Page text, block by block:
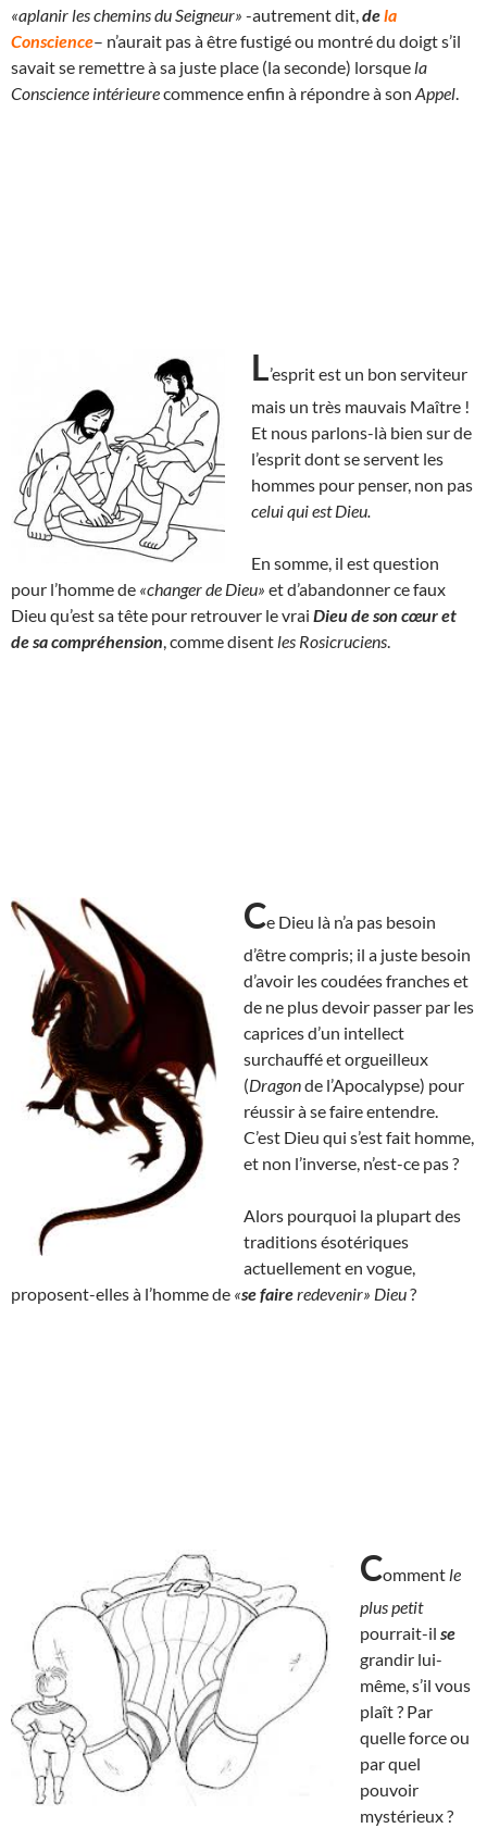
«aplanir les chemins du Seigneur» -autrement dit, dela
Conscience– n’aurait pas à être fustigé ou montré du doigt s’il
savait se remettre à sa juste place (la seconde) lorsque la
Conscience intérieurecommence enfin à répondre à son Appel
L’esprit est un bon serviteur
mais un très mauvais Maître !
Et nous parlons-là bien sur de
l’esprit dont se servent les
hommes pour penser, non pas
celui qui est Dieu.
En somme, il est question
pour l’homme de «changer de Dieu» et d’abandonner ce faux
Dieu qu’est sa tête pour retrouver le vrai Dieu de son cœur et
de sa compréhension , comme disent les Rosicruciens
Ce Dieu là n’a pas besoin
d’être compris; il a juste besoin
d’avoir les coudées franches et
de ne plus devoir passer par les
caprices d’un intellect
surchauffé et orgueilleux
(Dragonde l’Apocalypse) pour
réussir à se faire entendre.
C’est Dieu qui s’est fait homme,
et non l’inverse, n’est-ce pas ?
Alors pourquoi la plupart des
traditions ésotériques
actuellement en vogue,
proposent-elles à l’homme de «se faireredevenir» Dieu?
Comment le
plus petit
pourrait-il se
grandir lui-
même, s’il vous
plaît ? Par
quelle force ou
par quel
pouvoir
mystérieux ?